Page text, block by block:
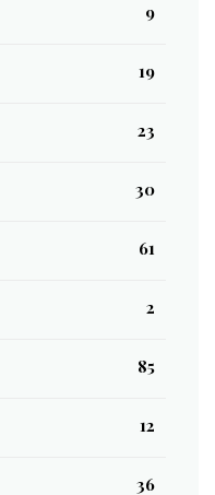
9
19
23
30
61
2
85
12
36